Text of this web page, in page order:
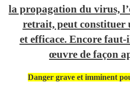
la propagation du virus,
retrait, peut constituer
et efficace. Encore
œuvre de façon
Danger grave et imminent